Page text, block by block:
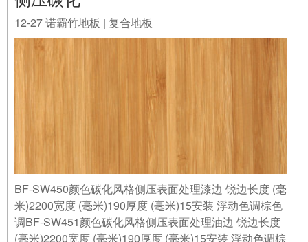
BF-SW450颜色碳化风格侧压表面处理漆边 锐边长度 (毫
米)2200宽度 (毫米)190厚度 (毫米)15安装 浮动色调棕色
调BF-SW451颜色碳化风格侧压表面处理油边 锐边长度
(毫米)2200宽度 (毫米)190厚度 (毫米)15安装 浮动色调棕
色调BF-SW470颜色碳化风格侧压表面处 ...